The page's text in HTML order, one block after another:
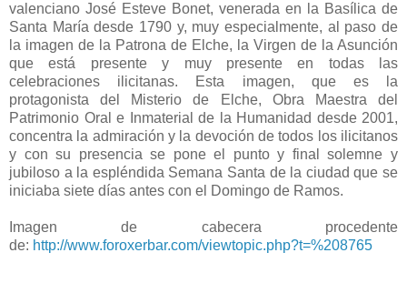
valenciano José Esteve Bonet, venerada en la Basílica de
Santa María desde 1790 y, muy especialmente, al paso de
la imagen de la Patrona de Elche, la Virgen de la Asunción
que está presente y muy presente en todas las
celebraciones ilicitanas. Esta imagen, que es la
protagonista del Misterio de Elche, Obra Maestra del
Patrimonio Oral e Inmaterial de la Humanidad desde 2001,
concentra la admiración y la devoción de todos los ilicitanos
y con su presencia se pone el punto y final solemne y
jubiloso a la espléndida Semana Santa de la ciudad que se
iniciaba siete días antes con el Domingo de Ramos.
Imagen de cabecera procedente
de: http://www.foroxerbar.com/viewtopic.php?t=%208765